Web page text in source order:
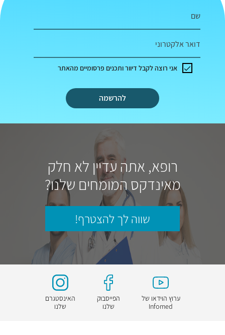
שם
דואר אלקטרוני
להרשמה
אני רוצה לקבל דיוור ותכנים פרסומיים מהאתר
רופא, אתה עדיין לא חלק
מאינדקס המומחים שלנו?
שווה לך להצטרף!
ערוץ הוידאו של
Infomed
הפייסבוק
שלנו
האינסטגרם
שלנו